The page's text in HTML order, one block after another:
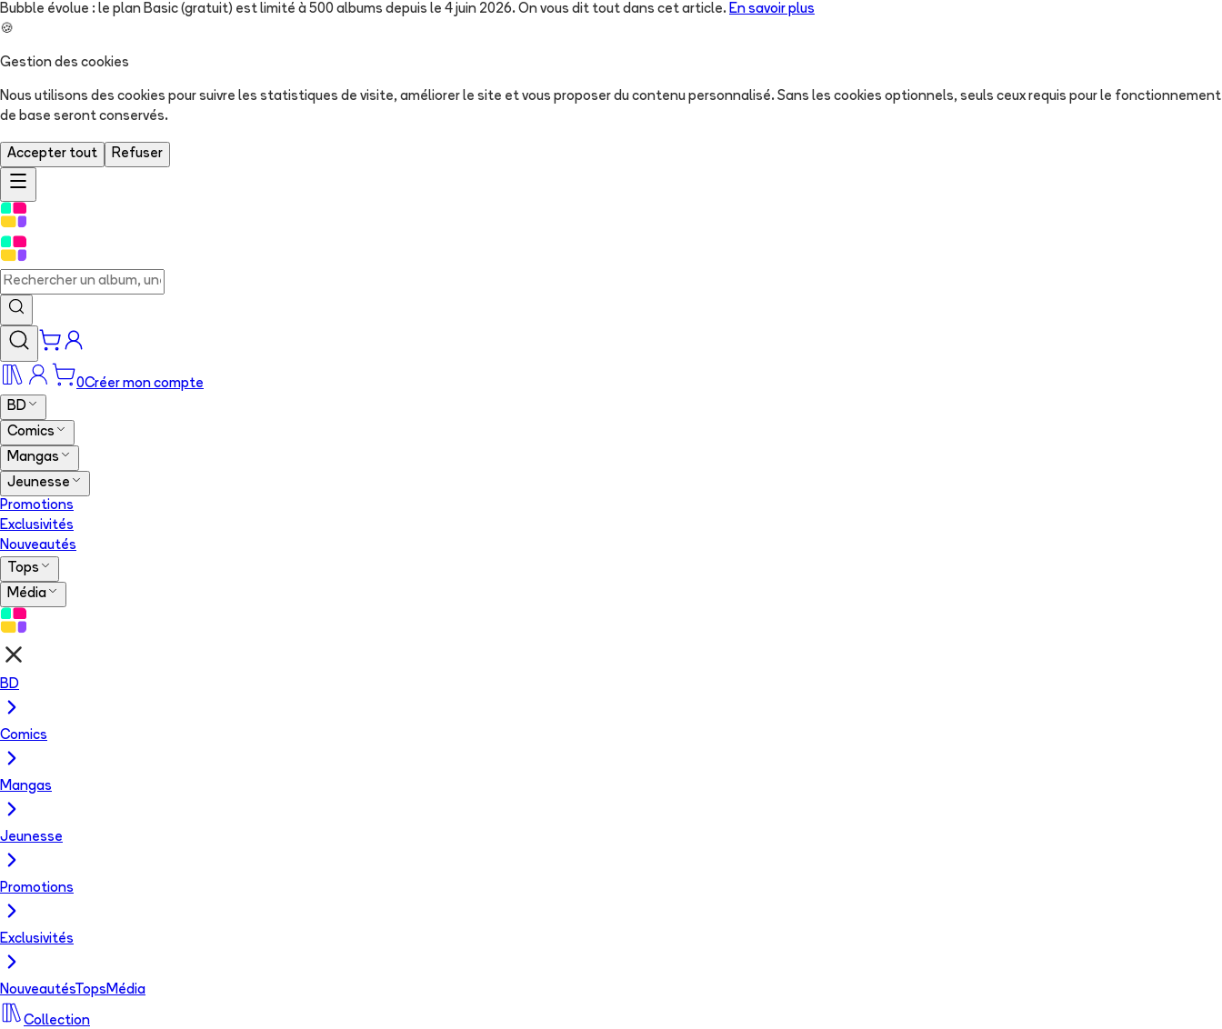
Bubble évolue : le plan Basic (gratuit) est limité à 500 albums depuis le 4 juin 2026. On vous dit tout dans cet article. En savoir plus
🍪
Gestion des cookies
Nous utilisons des cookies pour suivre les statistiques de visite, améliorer le site et vous proposer du contenu personnalisé. Sans les cookies optionnels, seuls ceux requis pour le fonctionnement
de base seront conservés.
Accepter tout Refuser
0Créer mon compte
BD
Comics
Mangas
Jeunesse
Promotions
Exclusivités
Nouveautés
Tops
Média
BD
Comics
Mangas
Jeunesse
Promotions
Exclusivités
NouveautésTops Média
Collection